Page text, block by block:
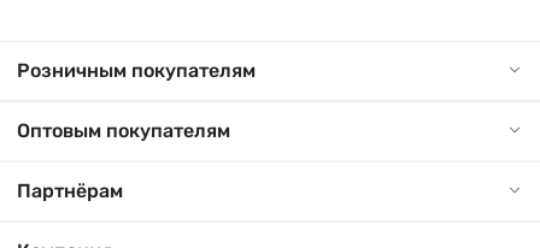
Розничным покупателям
Оптовым покупателям
Партнёрам